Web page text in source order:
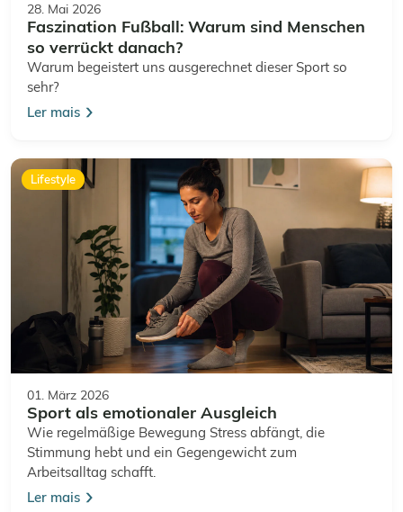
28. Mai 2026
Faszination Fußball: Warum sind Menschen
so verrückt danach?
Warum begeistert uns ausgerechnet dieser Sport so
sehr?
Ler mais
Lifestyle
01. März 2026
Sport als emotionaler Ausgleich
Wie regelmäßige Bewegung Stress abfängt, die
Stimmung hebt und ein Gegengewicht zum
Arbeitsalltag schafft.
Ler mais